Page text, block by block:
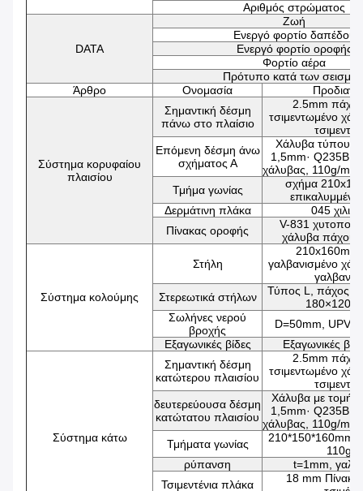
Αριθμός στρώματος
DATA
Ζωή
Ενεργό φορτίο δαπέδου
Ενεργό φορτίο οροφής
Φορτίο αέρα
Πρότυπο κατά των
Άρθρο
Ονομασία
Σύστημα κορυφαίου
πλαισίου
Σημαντική δέσμη
πάνω στο πλαίσιο
2.5mm
τσιμεντωμένο
Επόμενη δέσμη άνω
σχήματος Α
Χάλυβα τύπου
1,5mm· Q235B
χάλυβας, 110g/m2
Τμήμα γωνίας
σχήμα
Δερμάτινη πλάκα
045
Πίνακας οροφής
V-831
χάλυβα
Σύστημα κολούμης
Στήλη
γαλβανισμένο
Στερεωτικά στήλων
Τύπος L, πάχος
Σωλήνες νερού
βροχής
D=50mm,
Εξαγωνικές βίδες
Εξαγωνικές
Σύστημα κάτω
Σημαντική δέσμη
κατώτερου πλαισίου
2.5mm
τσιμεντωμένο
δευτερεύουσα δέσμη
κατώτατου πλαισίου
Χάλυβα με τομή
1,5mm· Q235B
χάλυβας, 110g/m2
Τμήματα γωνίας
210*150*160mm,
110g/
ρύπανση
t=1mm,
Τσιμεντένια πλάκα
18 mm